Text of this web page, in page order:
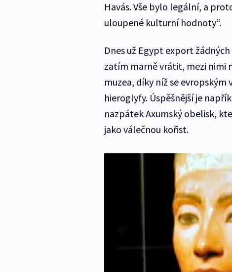
Havás. Vše bylo legální, a
uloupené kulturní hodnoty“.
Dnes už Egypt export
zatím marně vrátit, mezi nimi
muzea, díky níž se
hieroglyfy. Úspěšnější je
nazpátek Axumský obelisk,
jako válečnou kořist.